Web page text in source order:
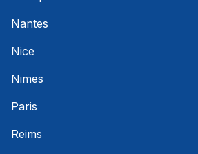
Nantes
Nice
Nimes
Paris
Reims